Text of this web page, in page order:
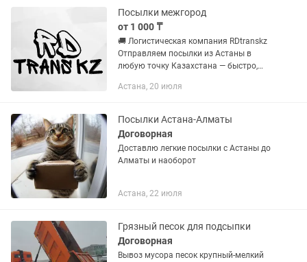
Посылки межгород
от 1 000 ₸
🚚 Логистическая компания RDtranskz
Отправляем посылки из Астаны в
любую точку Казахстана — быстро,
заказы от маленьких до крупных
официальные...
Астана, 20 июля
Посылки Астана-Алматы
Договорная
Доставлю легкие посылки с Астаны до
Алматы и наоборот
Астана, 22 июля
Грязный песок для подсыпки
Договорная
Вывоз мусора песок крупный-мелкий